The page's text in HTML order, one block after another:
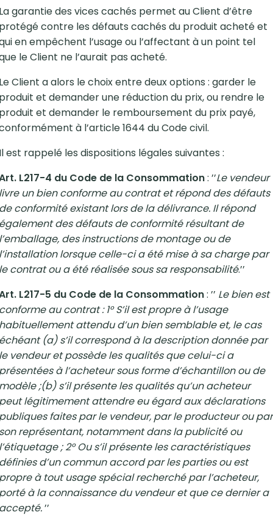
garantie des vices cachés permet au Client d’être
contre les défauts cachés du produit acheté et
en empêchent l’usage ou l’affectant à un point tel
le Client ne l’aurait pas acheté.
Client a alors le choix entre deux options : garder le
et demander une réduction du prix, ou rendre le
et demander le remboursement du prix payé,
à l’article 1644 du Code civil.
est rappelé les dispositions légales suivantes :
L217-4 du Code de la Consommation: ’’Le vendeur
un bien conforme au contrat et répond des défauts
conformité existant lors de la délivrance. Il répond
des défauts de conformité résultant de
des instructions de montage ou de
lorsque celle-ci a été mise à sa charge par
contrat ou a été réalisée sous sa responsabilité.’’
L217-5 du Code de la Consommation: ’’ Le bien est
au contrat : 1° S’il est propre à l’usage
attendu d’un bien semblable et, le cas
(a) s’il correspond à la description donnée par
vendeur et possède les qualités que celui-ci a
à l’acheteur sous forme d’échantillon ou de
;(b) s’il présente les qualités qu’un acheteur
légitimement attendre eu égard aux déclarations
faites par le vendeur, par le producteur ou par
représentant, notamment dans la publicité ou
; 2° Ou s’il présente les caractéristiques
d’un commun accord par les parties ou est
à tout usage spécial recherché par l’acheteur,
à la connaissance du vendeur et que ce dernier a
’’